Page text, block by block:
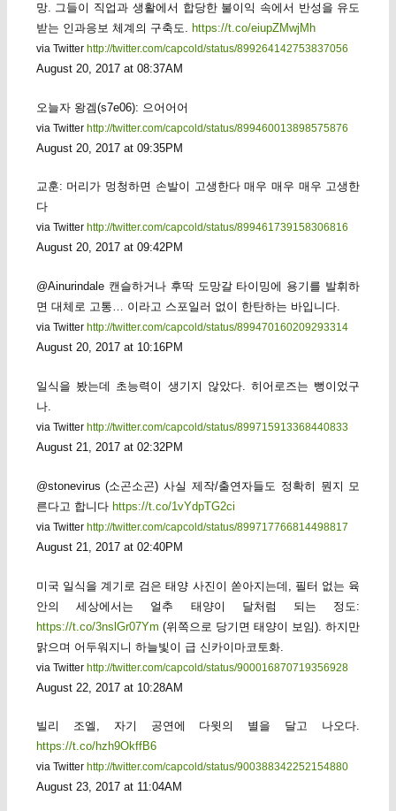
망. 그들이 직업과 생활에서 합당한 불이익 속에서 반성을 유도
받는 인과응보 체계의 구축도.
https://t.co/eiupZMwjMh
via Twitter http://twitter.com/capcold/status/899264142753837056
August 20, 2017 at 08:37AM
오늘자 왕겜(s7e06): 으어어어
via Twitter http://twitter.com/capcold/status/899460013898575876
August 20, 2017 at 09:35PM
교훈: 머리가 멍청하면 손발이 고생한다 매우 매우 매우 고생한
다
via Twitter http://twitter.com/capcold/status/899461739158306816
August 20, 2017 at 09:42PM
@Ainurindale 캔슬하거나 후딱 도망갈 타이밍에 용기를 발휘하
면 대체로 고통… 이라고 스포일러 없이 한탄하는 바입니다.
via Twitter http://twitter.com/capcold/status/899470160209293314
August 20, 2017 at 10:16PM
일식을 봤는데 초능력이 생기지 않았다. 히어로즈는 뻥이었구
나.
via Twitter http://twitter.com/capcold/status/899715913368440833
August 21, 2017 at 02:32PM
@stonevirus (소곤소곤) 사실 제작/출연자들도 정확히 뭔지 모
른다고 합니다 https://t.co/1vYdpTG2ci
via Twitter http://twitter.com/capcold/status/899717766814498817
August 21, 2017 at 02:40PM
미국 일식을 계기로 검은 태양 사진이 쏟아지는데, 필터 없는 육
안의 세상에서는 얼추 태양이 달처럼 되는 정도:
https://t.co/3nslGr07Ym (위쪽으로 당기면 태양이 보임). 하지만
맑으며 어두워지니 하늘빛이 급 신카이마코토화.
via Twitter http://twitter.com/capcold/status/900016870719356928
August 22, 2017 at 10:28AM
빌리 조엘, 자기 공연에 다윗의 별을 달고 나오다.
https://t.co/hzh9OkffB6
via Twitter http://twitter.com/capcold/status/900388342252154880
August 23, 2017 at 11:04AM